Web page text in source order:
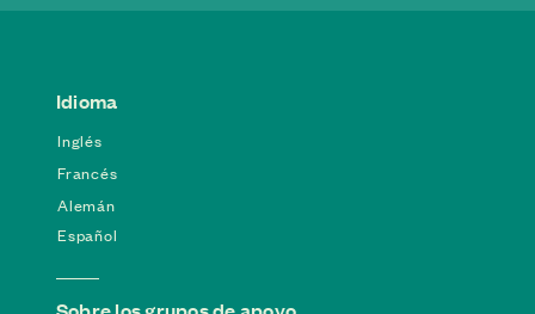
Idioma
Inglés
Francés
Alemán
Español